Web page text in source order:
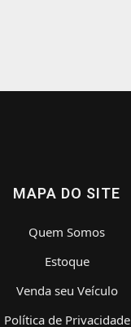
MAPA DO SITE
Quem Somos
Estoque
Venda seu Veículo
Política de Privacidade